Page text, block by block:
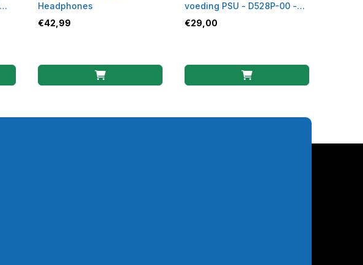
Headphones
€42,99
voeding PSU - D528P-00 -
0NT154
€29,00